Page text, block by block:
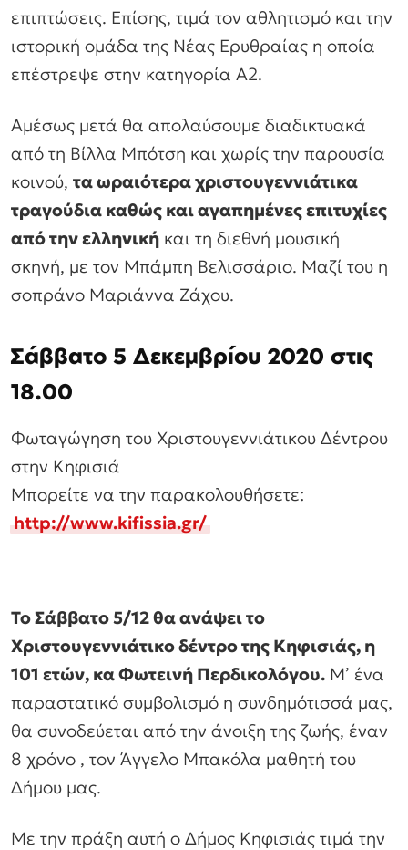
επιπτώσεις. Επίσης, τιμά τον αθλητισμό και την
ιστορική ομάδα της Νέας Ερυθραίας η οποία
επέστρεψε στην κατηγορία Α2.
Αμέσως μετά θα απολαύσουμε διαδικτυακά
από τη Βίλλα Μπότση και χωρίς την παρουσία
κοινού, τα ωραιότερα χριστουγεννιάτικα
τραγούδια καθώς και αγαπημένες επιτυχίες
από την ελληνική και τη διεθνή μουσική
σκηνή, με τον Μπάμπη Βελισσάριο. Μαζί του η
σοπράνο Μαριάννα Ζάχου.
Σάββατο 5 Δεκεμβρίου 2020 στις
18.00
Φωταγώγηση του Χριστουγεννιάτικου Δέντρου
στην Κηφισιά
Μπορείτε να την παρακολουθήσετε:
http://www.kifissia.gr/
Το Σάββατο 5/12 θα ανάψει το
Χριστουγεννιάτικο δέντρο της Κηφισιάς, η
101 ετών, κα Φωτεινή Περδικολόγου. Μ’ ένα
παραστατικό συμβολισμό η συνδημότισσά μας,
θα συνοδεύεται από την άνοιξη της ζωής, έναν
8 χρόνο , τον Άγγελο Μπακόλα μαθητή του
Δήμου μας.
Με την πράξη αυτή ο Δήμος Κηφισιάς τιμά την